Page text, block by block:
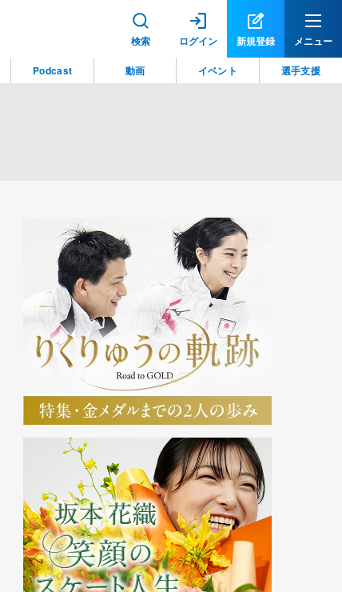
検索 ログイン 新規登録 メニュー
Podcast 動画 イベント 選手支援